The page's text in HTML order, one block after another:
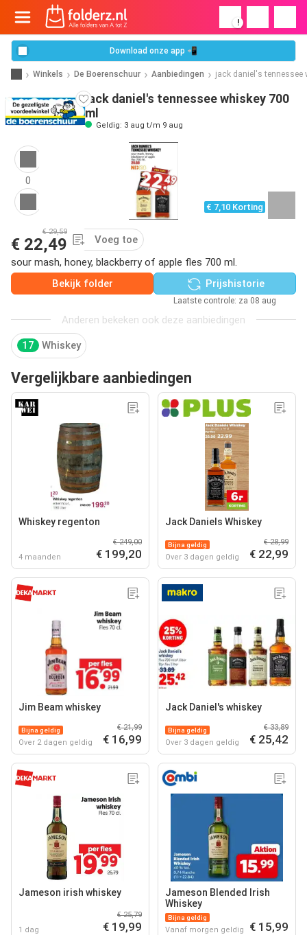
!
Download onze app 📲
Winkels De Boerenschuur Aanbiedingen jack daniel's tennessee
jack daniel's tennessee whiskey 700
ml
Geldig: 3 aug t/m 9 aug
0
€ 7,10 Korting
€ 29,59
€ 22,49
Voeg toe
sour mash, honey, blackberry of apple fles 700 ml.
Bekijk folder
Prijshistorie
Laatste controle: za 08 aug
Anderen bekeken ook deze aanbiedingen
17 Whiskey
Vergelijkbare aanbiedingen
Whiskey regenton
4 maanden
€ 249,00
€ 199,20
Jack Daniels Whiskey
Bijna geldig
Over 3 dagen geldig
€ 28,99
€ 22,99
Jim Beam whiskey
Bijna geldig
Over 2 dagen geldig
€ 21,99
€ 16,99
Jack Daniel's whiskey
Bijna geldig
Over 3 dagen geldig
€ 33,89
€ 25,42
Jameson irish whiskey
1 dag
€ 25,79
€ 19,99
Jameson Blended Irish
Whiskey
Bijna geldig
Vanaf morgen geldig € 15,99